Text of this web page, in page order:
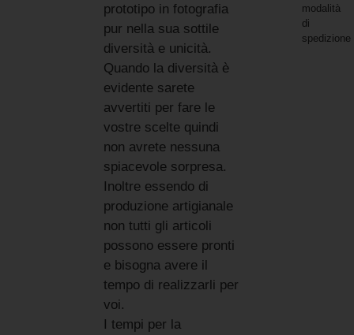
prototipo in fotografia
pur nella sua sottile
diversità e unicità.
Quando la diversità è
evidente sarete
avvertiti per fare le
vostre scelte quindi
non avrete nessuna
spiacevole sorpresa.
Inoltre essendo di
produzione artigianale
non tutti gli articoli
possono essere pronti
e bisogna avere il
tempo di realizzarli per
voi.
I tempi per la
modalità
di
spedizione